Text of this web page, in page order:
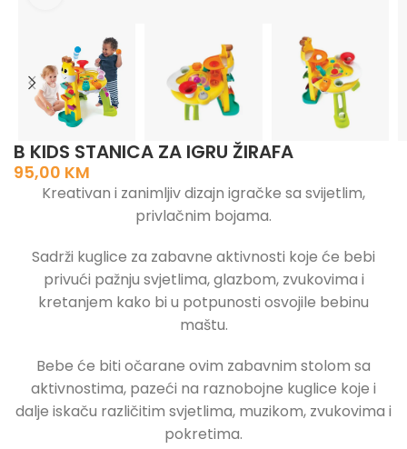
B KIDS STANICA ZA IGRU ŽIRAFA
95,00 KM
Kreativan i zanimljiv dizajn igračke sa svijetlim,
privlačnim bojama.
Sadrži kuglice za zabavne aktivnosti koje će bebi
privući pažnju svjetlima, glazbom, zvukovima i
kretanjem kako bi u potpunosti osvojile bebinu
maštu.
Bebe će biti očarane ovim zabavnim stolom sa
aktivnostima, pazeći na raznobojne kuglice koje i
dalje iskaču različitim svjetlima, muzikom, zvukovima i
pokretima.